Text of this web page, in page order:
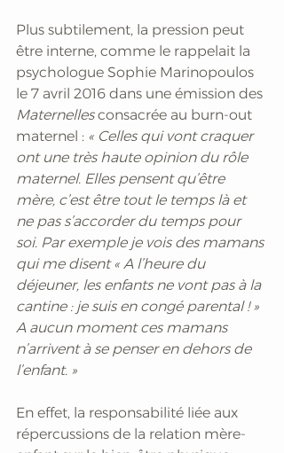
Plus subtilement, la pression peut
être interne, comme le rappelait la
psychologue Sophie Marinopoulos
le 7 avril 2016 dans une émission des
Maternelles consacrée au burn-out
maternel : « Celles qui vont craquer
ont une très haute opinion du rôle
maternel. Elles pensent qu’être
mère, c’est être tout le temps là et
ne pas s’accorder du temps pour
soi. Par exemple je vois des mamans
qui me disent « A l’heure du
déjeuner, les enfants ne vont pas à la
cantine : je suis en congé parental ! »
A aucun moment ces mamans
n’arrivent à se penser en dehors de
l’enfant. »
En effet, la responsabilité liée aux
répercussions de la relation mère-